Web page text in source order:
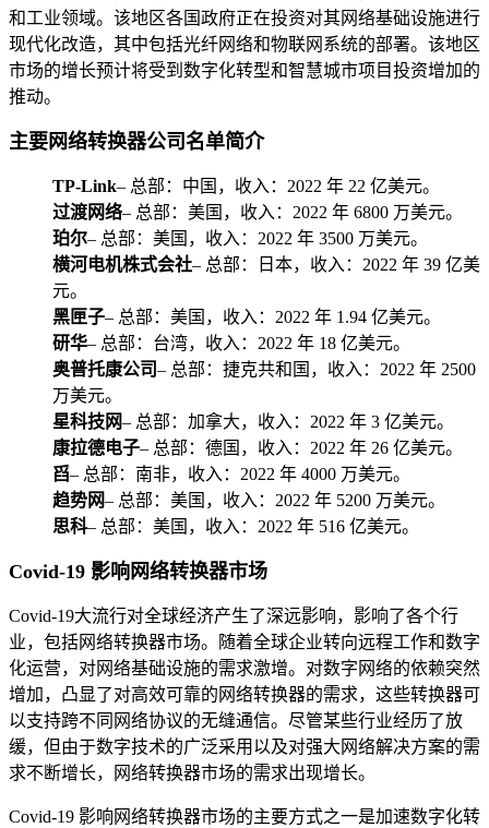
和工业领域。该地区各国政府正在投资对其网络基础设施进行
现代化改造，其中包括光纤网络和物联网系统的部署。该地区
市场的增长预计将受到数字化转型和智慧城市项目投资增加的
推动。
主要网络转换器公司名单简介
TP-Link– 总部：中国，收入：2022 年 22 亿美元。
过渡网络– 总部：美国，收入：2022 年 6800 万美元。
珀尔– 总部：美国，收入：2022 年 3500 万美元。
横河电机株式会社– 总部：日本，收入：2022 年 39 亿美
元。
黑匣子– 总部：美国，收入：2022 年 1.94 亿美元。
研华– 总部：台湾，收入：2022 年 18 亿美元。
奥普托康公司– 总部：捷克共和国，收入：2022 年 2500
万美元。
星科技网– 总部：加拿大，收入：2022 年 3 亿美元。
康拉德电子– 总部：德国，收入：2022 年 26 亿美元。
舀– 总部：南非，收入：2022 年 4000 万美元。
趋势网– 总部：美国，收入：2022 年 5200 万美元。
思科– 总部：美国，收入：2022 年 516 亿美元。
Covid-19 影响网络转换器市场
Covid-19大流行对全球经济产生了深远影响，影响了各个行
业，包括网络转换器市场。随着全球企业转向远程工作和数字
化运营，对网络基础设施的需求激增。对数字网络的依赖突然
增加，凸显了对高效可靠的网络转换器的需求，这些转换器可
以支持跨不同网络协议的无缝通信。尽管某些行业经历了放
缓，但由于数字技术的广泛采用以及对强大网络解决方案的需
求不断增长，网络转换器市场的需求出现增长。
Covid-19 影响网络转换器市场的主要方式之一是加速数字化转